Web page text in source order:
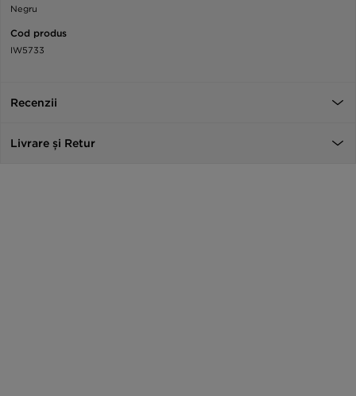
Negru
Cod produs
IW5733
Recenzii
Livrare și Retur